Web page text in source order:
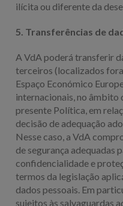
ilícita ou diferente da
5. Transferências de
A VdA poderá transferir
terceiros (localizados
Espaço Económico
internacionais, no âmbito
presente Política, em
decisão de adequação
Nesse caso, a VdA
de segurança adequadas
confidencialidade e
termos da legislação
dados pessoais. Em
sujeitos às salvaguardas